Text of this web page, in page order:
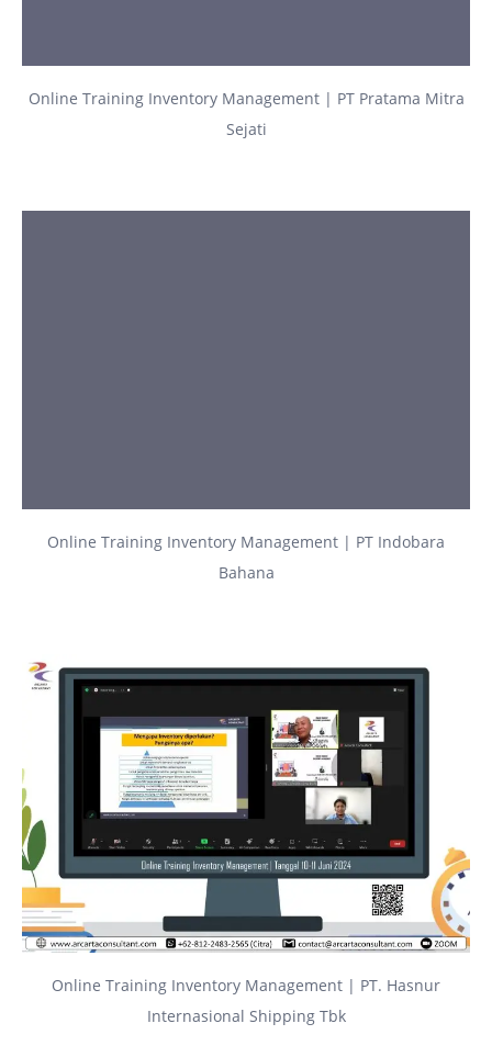
Online Training Inventory Management | PT Pratama Mitra
Sejati
Online Training Inventory Management | PT Indobara
Bahana
Online Training Inventory Management | PT. Hasnur
Internasional Shipping Tbk